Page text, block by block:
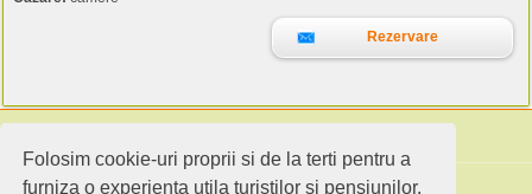
Folosim cookie-uri proprii si de la terti pentru a
furniza o experienta utila turistilor si pensiunilor.
Rezervare
Cauta pensiuni